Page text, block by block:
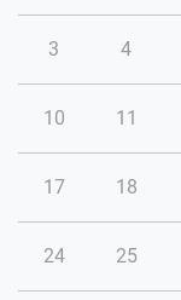
3 4
10 11
17 18
24 25